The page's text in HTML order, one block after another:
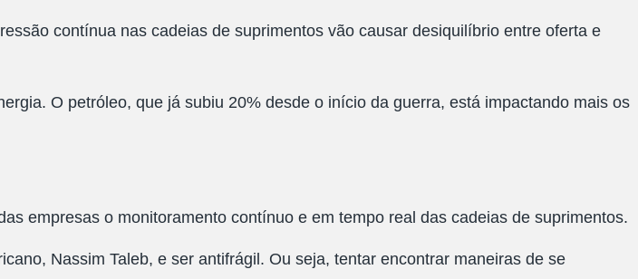
contínua nas cadeias de suprimentos vão causar desiquilíbrio entre oferta e
O petróleo, que já subiu 20% desde o início da guerra, está impactando mais os
empresas o monitoramento contínuo e em tempo real das cadeias de suprimentos.
Nassim Taleb, e ser antifrágil. Ou seja, tentar encontrar maneiras de se